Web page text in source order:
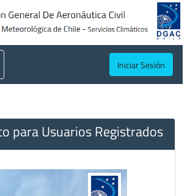
Iniciar Sesión
para Usuarios Registrados